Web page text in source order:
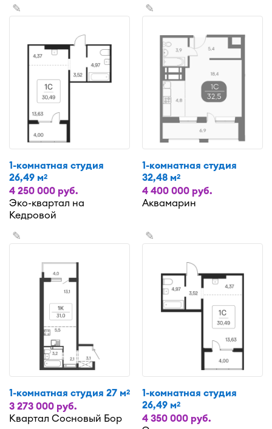
✎
1-комнатная студия
26,49 м2
4 250 000 руб.
Эко-квартал на
Кедровой
✎
1-комнатная студия
32,48 м2
4 400 000 руб.
Аквамарин
✎
1-комнатная студия 27 м2
3 273 000 руб.
Квартал Сосновый Бор
✎
1-комнатная студия
26,49 м2
4 350 000 руб.